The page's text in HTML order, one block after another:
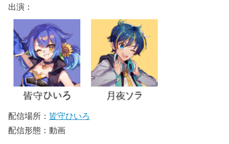
出演：
配信場所： 皆守ひいろ
配信形態：動画